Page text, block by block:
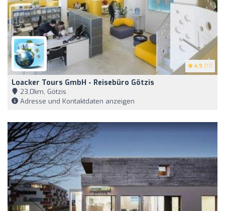
4.9 (17)
Loacker Tours GmbH - Reisebüro Götzis
23,0km, Götzis
Adresse und Kontaktdaten anzeigen